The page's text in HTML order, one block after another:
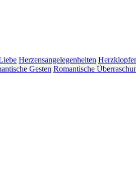
Herzensangelegenheiten
Gesten Romantische